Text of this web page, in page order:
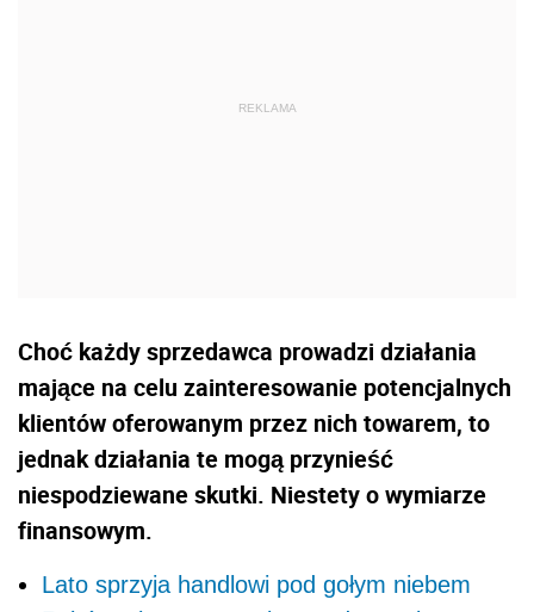
Choć każdy sprzedawca prowadzi działania
mające na celu zainteresowanie potencjalnych
klientów oferowanym przez nich towarem, to
jednak działania te mogą przynieść
niespodziewane skutki. Niestety o wymiarze
finansowym.
Lato sprzyja handlowi pod gołym niebem